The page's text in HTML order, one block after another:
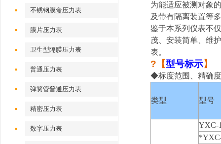
不锈钢膜盒压力表
膜片压力表
卫生型隔膜压力表
普通压力表
弹簧管普通压力表
精密压力表
数字压力表
为能适应被测对象
及带有隔离装置等
鉴于本系列仪表不
茂、安装简单、维
表。
? 【型号标示】
◆标度范围、精确
类型 型号
YXC-